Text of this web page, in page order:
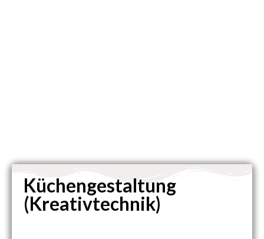
Küchengestaltung
(Kreativtechnik)